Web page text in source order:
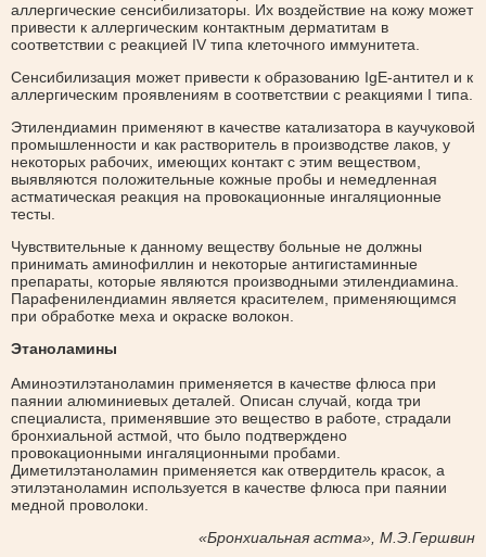
аллергические сенсибилизаторы. Их воздействие на кожу может
привести к аллергическим контактным дерматитам в
соответствии с реакцией IV типа клеточного иммунитета.
Сенсибилизация может привести к образованию IgE-антител и к
аллергическим проявлениям в соответствии с реакциями I типа.
Этилендиамин применяют в качестве катализатора в каучуковой
промышленности и как растворитель в производстве лаков, у
некоторых рабочих, имеющих контакт с этим веществом,
выявляются положительные кожные пробы и немедленная
астматическая реакция на провокационные ингаляционные
тесты.
Чувствительные к данному веществу больные не должны
принимать аминофиллин и некоторые антигистаминные
препараты, которые являются производными этилендиамина.
Парафенилендиамин является красителем, применяющимся
при обработке меха и окраске волокон.
Этаноламины
Аминоэтилэтаноламин применяется в качестве флюса при
паянии алюминиевых деталей. Описан случай, когда три
специалиста, применявшие это вещество в работе, страдали
бронхиальной астмой, что было подтверждено
провокационными ингаляционными пробами.
Диметилэтаноламин применяется как отвердитель красок, а
этилэтаноламин используется в качестве флюса при паянии
медной проволоки.
«Бронхиальная астма», М.Э.Гершвин